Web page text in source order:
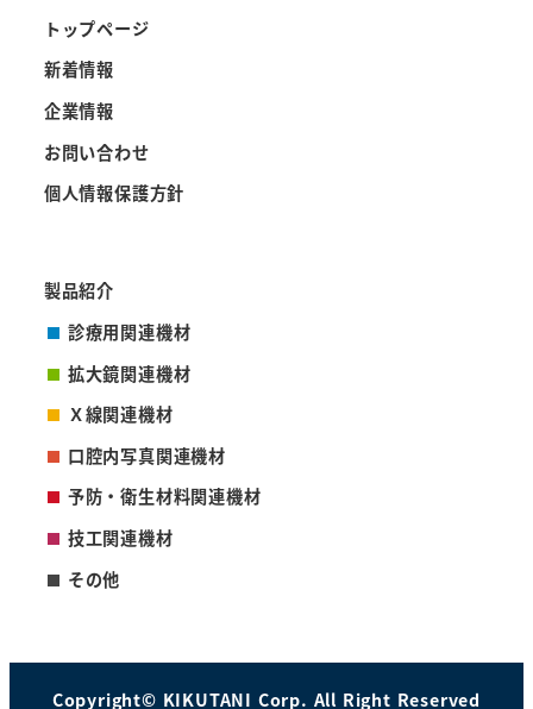
トップページ
新着情報
企業情報
お問い合わせ
個人情報保護方針
製品紹介
診療用関連機材
拡大鏡関連機材
Ｘ線関連機材
口腔内写真関連機材
予防・衛生材料関連機材
技工関連機材
その他
Copyright© KIKUTANI Corp. All Right Reserved